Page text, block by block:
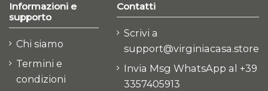
Informazioni e
supporto
Chi siamo
Termini e
condizioni
Contatti
Scrivi a
support@virginiacasa.store
Invia Msg WhatsApp al +39
3357405913